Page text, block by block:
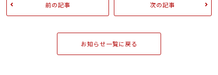
前の記事 次の記事
お知らせ一覧に戻る